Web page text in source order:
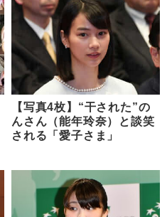
【写真4枚】“干された”の
んさん（能年玲奈）と談笑
される「愛子さま」